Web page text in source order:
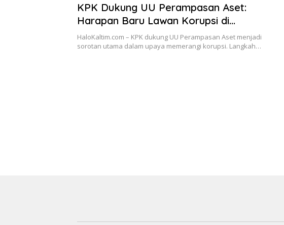
KPK Dukung UU Perampasan Aset:
Harapan Baru Lawan Korupsi di
Indonesia
HaloKaltim.com – KPK dukung UU Perampasan Aset menjadi
sorotan utama dalam upaya memerangi korupsi. Langkah…